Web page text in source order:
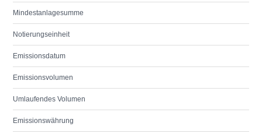
Mindestanlagesumme
Notierungseinheit
Emissionsdatum
Emissionsvolumen
Umlaufendes Volumen
Emissionswährung